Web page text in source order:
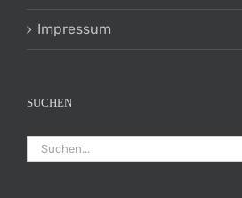
Impressum
SUCHEN
Suche
nach: